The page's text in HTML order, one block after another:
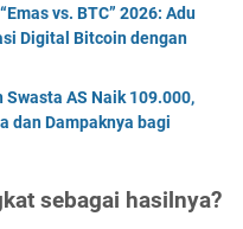
vs. BTC” 2026: Adu
Digital Bitcoin dengan
AS Naik 109.000,
dan Dampaknya bagi
sebagai hasilnya?